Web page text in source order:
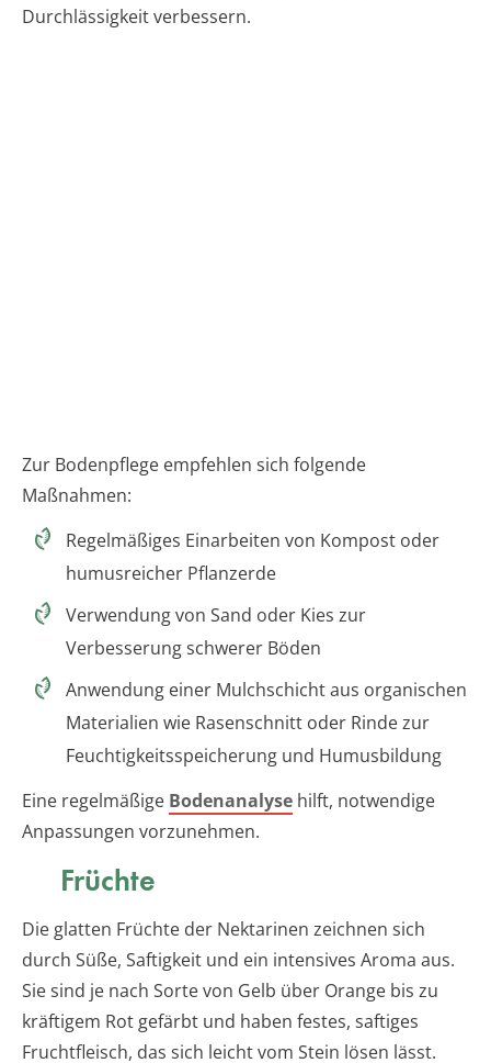
Durchlässigkeit verbessern.
Zur Bodenpflege empfehlen sich folgende
Maßnahmen:
Regelmäßiges Einarbeiten von Kompost oder
humusreicher Pflanzerde
Verwendung von Sand oder Kies zur
Verbesserung schwerer Böden
Anwendung einer Mulchschicht aus organischen
Materialien wie Rasenschnitt oder Rinde zur
Feuchtigkeitsspeicherung und Humusbildung
Eine regelmäßige Bodenanalyse hilft, notwendige
Anpassungen vorzunehmen.
Früchte
Die glatten Früchte der Nektarinen zeichnen sich
durch Süße, Saftigkeit und ein intensives Aroma aus.
Sie sind je nach Sorte von Gelb über Orange bis zu
kräftigem Rot gefärbt und haben festes, saftiges
Fruchtfleisch, das sich leicht vom Stein lösen lässt.